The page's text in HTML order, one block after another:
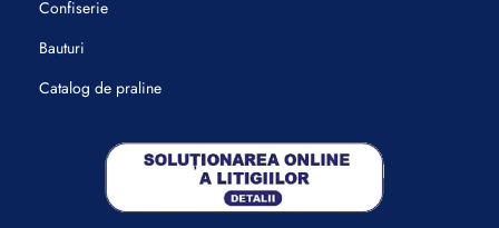
Confiserie
Bauturi
Catalog de praline